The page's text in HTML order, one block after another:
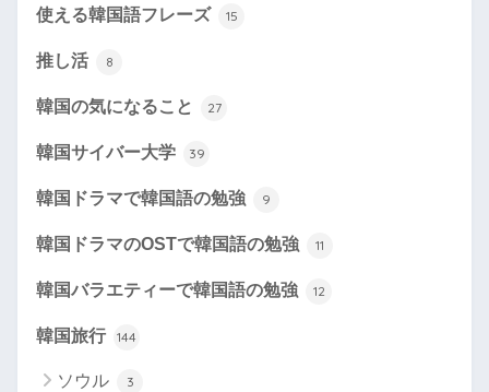
使える韓国語フレーズ 15
推し活 8
韓国の気になること 27
韓国サイバー大学 39
韓国ドラマで韓国語の勉強 9
韓国ドラマのOSTで韓国語の勉強 11
韓国バラエティーで韓国語の勉強 12
韓国旅行 144
ソウル 3